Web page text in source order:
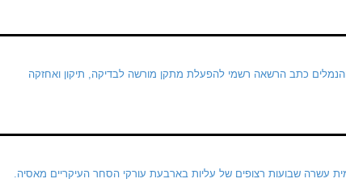
כתב הרשאה רשמי להפעלת מתקן מורשה לבדיקה, תיקון ואחזקה
עשרה שבועות רצופים של עליות בארבעת עורקי הסחר העיקריים מאסיה.